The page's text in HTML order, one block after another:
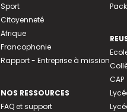
Sport
Citoyenneté
Afrique
Francophonie
Rapport - Entreprise à mission
NOS RESSOURCES
FAQ et support
CAP